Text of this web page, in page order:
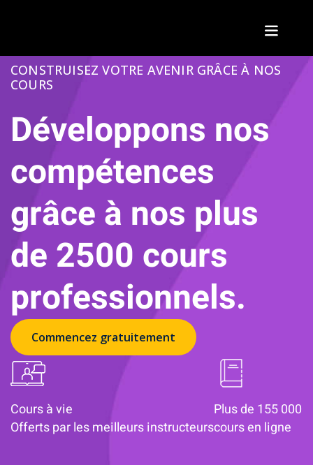
CONSTRUISEZ VOTRE AVENIR GRÂCE À NOS
COURS
Développons nos
compétences
grâce à nos plus
de 2500 cours
professionnels.
Commencez gratuitement
Cours à vie
Offerts par les meilleurs instructeurs
Plus de 155 000
cours en ligne
Sign in
Remember me